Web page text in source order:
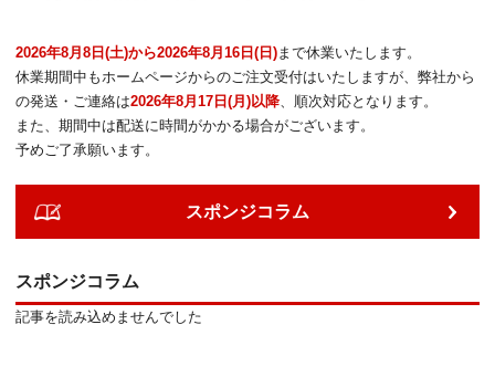
2026年8月8日(土)から2026年8月16日(日) まで休業いたします。
休業期間中もホームページからのご注文受付はいたしますが、弊社から
の発送・ご連絡は2026年8月17日(月)以降 、順次対応となります。
また、期間中は配送に時間がかかる場合がございます。
予めご了承願います。
スポンジコラム
スポンジコラム
記事を読み込めませんでした